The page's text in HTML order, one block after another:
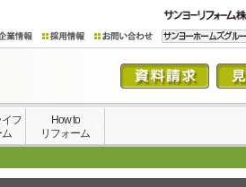
フ
ム
How to
リフォーム